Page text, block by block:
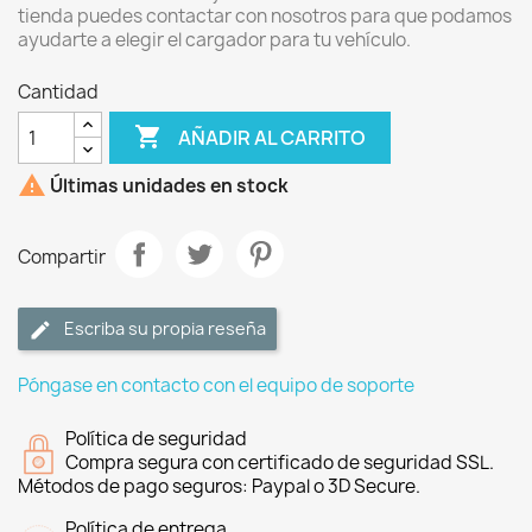
tienda puedes contactar con nosotros para que podamos
ayudarte a elegir el cargador para tu vehículo.
Cantidad
 AÑADIR AL CARRITO
 Últimas unidades en stock
Compartir
Escriba su propia reseña
Póngase en contacto con el equipo de soporte
Política de seguridad
Compra segura con certificado de seguridad SSL.
Métodos de pago seguros: Paypal o 3D Secure.